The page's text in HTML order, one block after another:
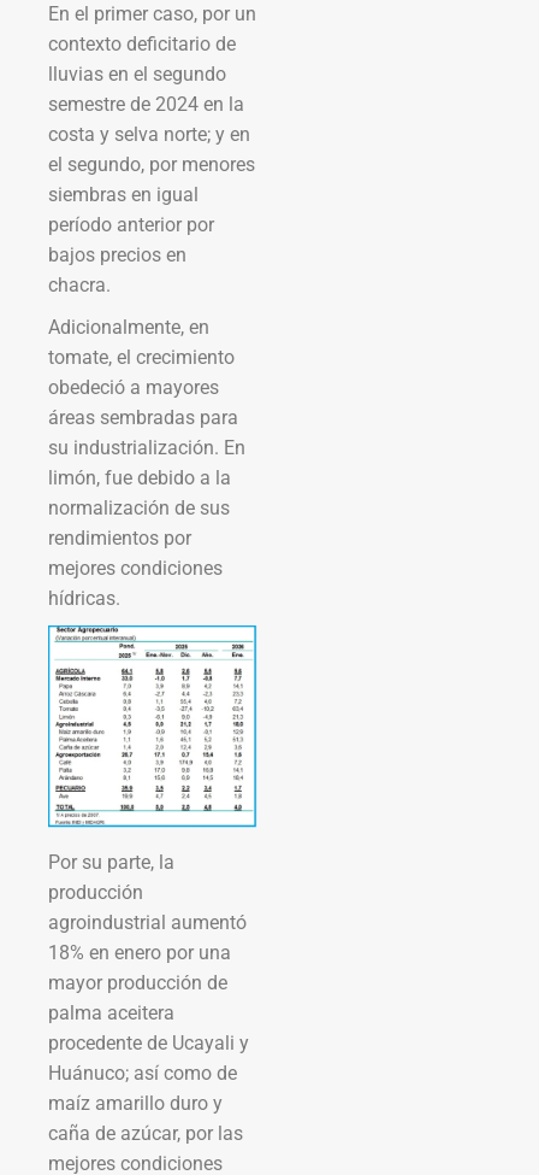
En el primer caso, por un
contexto deficitario de
lluvias en el segundo
semestre de 2024 en la
costa y selva norte; y en
el segundo, por menores
siembras en igual
período anterior por
bajos precios en
chacra.
Adicionalmente, en
tomate, el crecimiento
obedeció a mayores
áreas sembradas para
su industrialización. En
limón, fue debido a la
normalización de sus
rendimientos por
mejores condiciones
hídricas.
Por su parte, la
producción
agroindustrial aumentó
18% en enero por una
mayor producción de
palma aceitera
procedente de Ucayali y
Huánuco; así como de
maíz amarillo duro y
caña de azúcar, por las
mejores condiciones